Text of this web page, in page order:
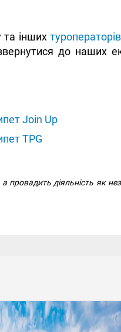
та інших
до наших
Join Up
TPG
діяльність як